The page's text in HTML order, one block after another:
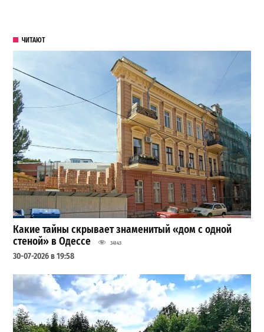
ЧИТАЮТ
Какие тайны скрывает знаменитый «дом с одной
стеной» в Одессе
34143
30-07-2026 в 19:58